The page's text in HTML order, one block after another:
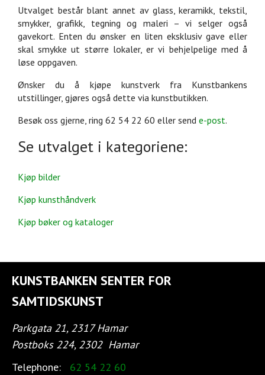
Utvalget består blant annet av glass, keramikk, tekstil,
smykker, grafikk, tegning og maleri – vi selger også
gavekort. Enten du ønsker en liten eksklusiv gave eller
skal smykke ut større lokaler, er vi behjelpelige med å
løse oppgaven.
Ønsker du å kjøpe kunstverk fra Kunstbankens
utstillinger, gjøres også dette via kunstbutikken.
Besøk oss gjerne, ring 62 54 22 60 eller send e-post.
Se utvalget i kategoriene:
Kjøp bilder
Kjøp kunsthåndverk
Kjøp bøker og kataloger
KUNSTBANKEN SENTER FOR
SAMTIDSKUNST
Parkgata 21, 2317 Hamar
Postboks 224, 2302 Hamar
Telephone:
62 54 22 60